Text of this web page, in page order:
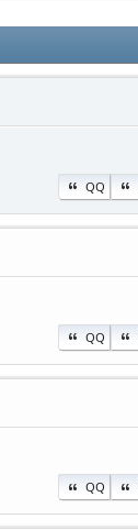
QQ
QQ
QQ